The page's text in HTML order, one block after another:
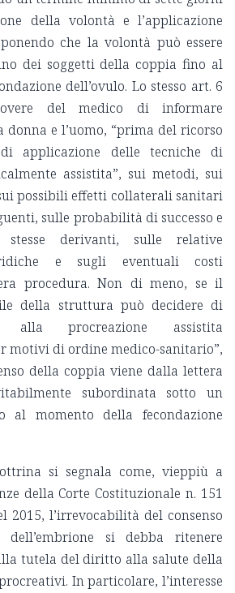
della volontà e l’applicazione
che la volontà può essere
dei soggetti della coppia fino al
dell’ovulo. Lo stesso art. 6
del medico di informare
e l’uomo, “prima del ricorso
applicazione delle tecniche di
assistita”, sui metodi, sui
possibili effetti collaterali sanitari
sulle probabilità di successo e
derivanti, sulle relative
e sugli eventuali costi
procedura. Non di meno, se il
della struttura può decidere di
alla procreazione assistita
motivi di ordine medico-sanitario”,
della coppia viene dalla lettera
subordinata sotto un
al momento della fecondazione
si segnala come, vieppiù a
della Corte Costituzionale n. 151
2015, l’irrevocabilità del consenso
si debba ritenere
tutela del diritto alla salute della
In particolare, l’interesse